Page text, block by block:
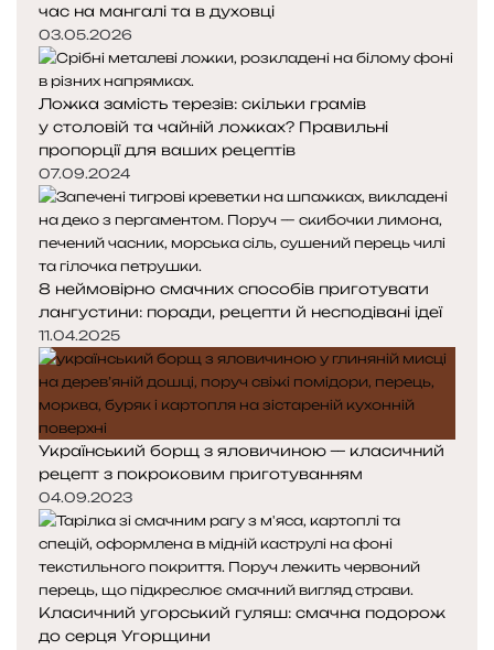
час на мангалі та в духовці
03.05.2026
Ложка замість терезів: скільки грамів
у столовій та чайній ложках? Правильні
пропорції для ваших рецептів
07.09.2024
8 неймовірно смачних способів приготувати
лангустини: поради, рецепти й несподівані ідеї
11.04.2025
Український борщ з яловичиною — класичний
рецепт з покроковим приготуванням
04.09.2023
Класичний угорський гуляш: смачна подорож
до серця Угорщини